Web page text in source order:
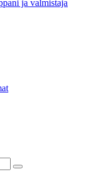
ja valmistaja